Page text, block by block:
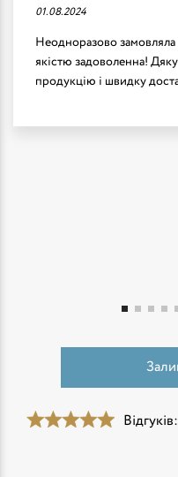
01.08.2024
Неодноразово замовляла
якістю задоволенна!
продукцію і швидку